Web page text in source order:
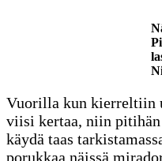
Vuorilla kun kierreltiin
viisi kertaa, niin pitihän
käydä taas
porukkaa näissä